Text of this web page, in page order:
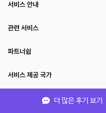
더 많은 후기 보기
서비스 안내
관련 서비스
파트너쉽
서비스 제공 국가